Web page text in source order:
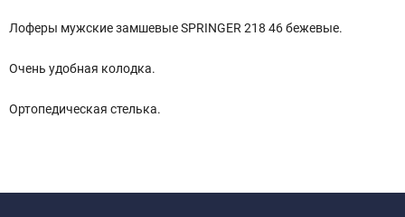
Лоферы мужские замшевые SPRINGER 218 46 бежевые.
Очень удобная колодка.
Ортопедическая стелька.